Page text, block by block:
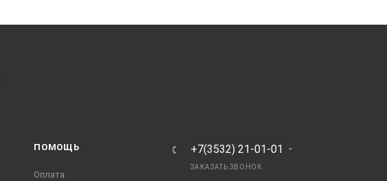
ПОМОЩЬ
Оплата
+7(3532) 21-01-01
ЗАКАЗАТЬ ЗВОНОК